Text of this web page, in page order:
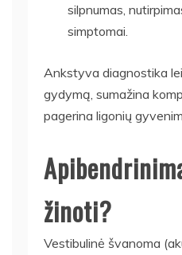
silpnumas,
simptomai.
Ankstyva diagnostika
gydymą, sumažina
pagerina ligonių
žinoti?
Vestibulinė švanoma